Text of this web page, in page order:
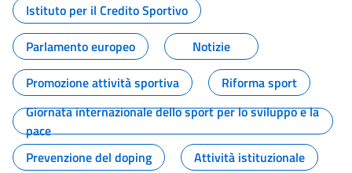
Istituto per il Credito Sportivo
Parlamento europeo
Notizie
Promozione attività sportiva
Riforma sport
Giornata internazionale dello sport per lo sviluppo e la
pace
Prevenzione del doping
Attività istituzionale